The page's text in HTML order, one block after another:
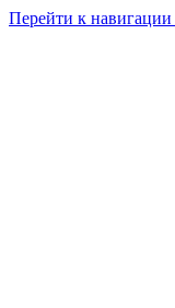
Перейти к навигации